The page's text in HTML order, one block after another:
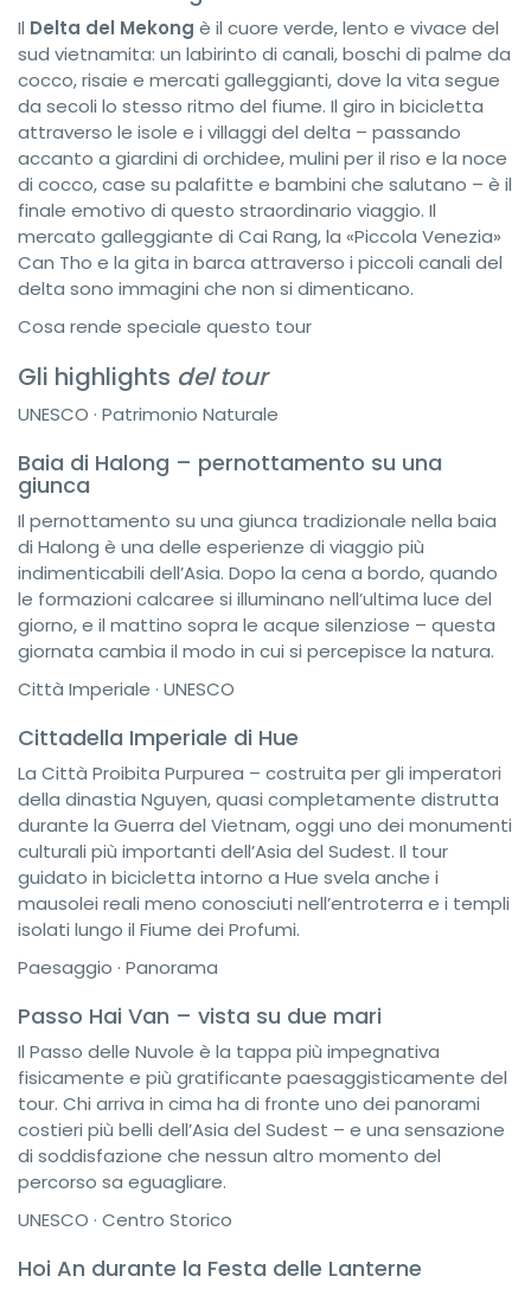
Il Delta del Mekong è il cuore verde, lento e vivace del
sud vietnamita: un labirinto di canali, boschi di palme da
cocco, risaie e mercati galleggianti, dove la vita segue
da secoli lo stesso ritmo del fiume. Il giro in bicicletta
attraverso le isole e i villaggi del delta – passando
accanto a giardini di orchidee, mulini per il riso e la noce
di cocco, case su palafitte e bambini che salutano – è il
finale emotivo di questo straordinario viaggio. Il
mercato galleggiante di Cai Rang, la «Piccola Venezia»
Can Tho e la gita in barca attraverso i piccoli canali del
delta sono immagini che non si dimenticano.
Cosa rende speciale questo tour
Gli highlights del tour
UNESCO · Patrimonio Naturale
Baia di Halong – pernottamento su una
giunca
Il pernottamento su una giunca tradizionale nella baia
di Halong è una delle esperienze di viaggio più
indimenticabili dell’Asia. Dopo la cena a bordo, quando
le formazioni calcaree si illuminano nell’ultima luce del
giorno, e il mattino sopra le acque silenziose – questa
giornata cambia il modo in cui si percepisce la natura.
Città Imperiale · UNESCO
Cittadella Imperiale di Hue
La Città Proibita Purpurea – costruita per gli imperatori
della dinastia Nguyen, quasi completamente distrutta
durante la Guerra del Vietnam, oggi uno dei monumenti
culturali più importanti dell’Asia del Sudest. Il tour
guidato in bicicletta intorno a Hue svela anche i
mausolei reali meno conosciuti nell’entroterra e i templi
isolati lungo il Fiume dei Profumi.
Paesaggio · Panorama
Passo Hai Van – vista su due mari
Il Passo delle Nuvole è la tappa più impegnativa
fisicamente e più gratificante paesaggisticamente del
tour. Chi arriva in cima ha di fronte uno dei panorami
costieri più belli dell’Asia del Sudest – e una sensazione
di soddisfazione che nessun altro momento del
percorso sa eguagliare.
UNESCO · Centro Storico
Hoi An durante la Festa delle Lanterne